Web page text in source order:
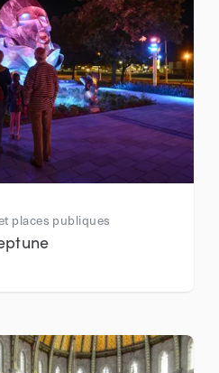
places publiques